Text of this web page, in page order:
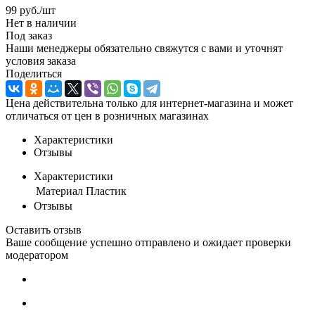
99 руб./шт
Нет в наличии
Под заказ
Наши менеджеры обязательно свяжутся с вами и уточнят
условия заказа
Поделиться
Цена действительна только для интернет-магазина и может
отличаться от цен в розничных магазинах
Характеристики
Отзывы
Характеристики
Материал Пластик
Отзывы
Оставить отзыв
Ваше сообщение успешно отправлено и ожидает проверки
модератором